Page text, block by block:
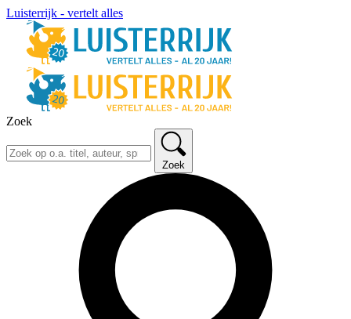
Luisterrijk - vertelt alles
Zoek
Zoek